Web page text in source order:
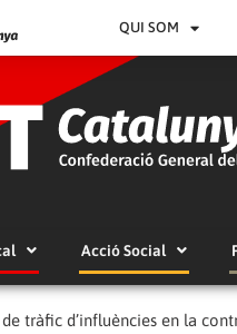
QUI SOM
Acció Social
tràfic d’influències en la